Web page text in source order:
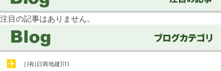
注目の記事はありません。
［(有)日商地建](1)